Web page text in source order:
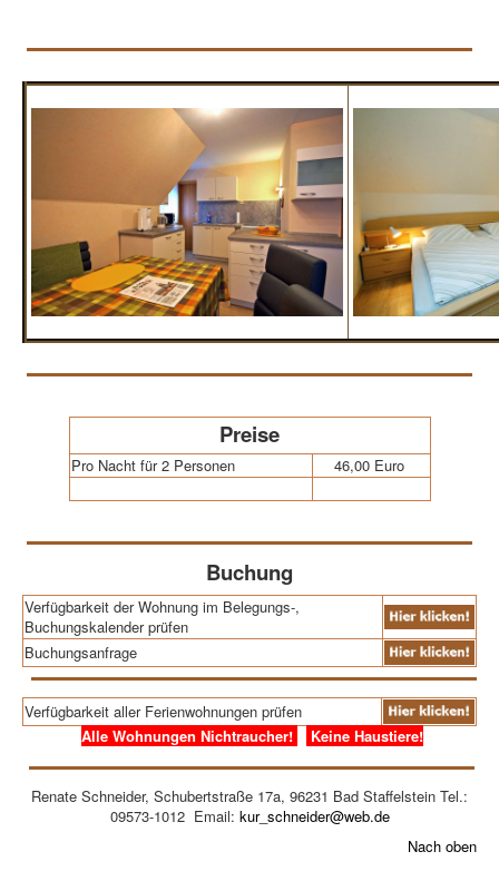
Preise
Pro Nacht für 2 Personen 46,00 Euro
Buchung
Verfügbarkeit der Wohnung im Belegungs-,
Buchungskalender prüfen
Buchungsanfrage
Verfügbarkeit aller Ferienwohnungen prüfen
Alle Wohnungen Nichtraucher!
Keine Haustiere!
Renate Schneider, Schubertstraße 17a, 96231 Bad Staffelstein Tel.:
09573-1012 Email: kur_schneider@web.de
Nach oben